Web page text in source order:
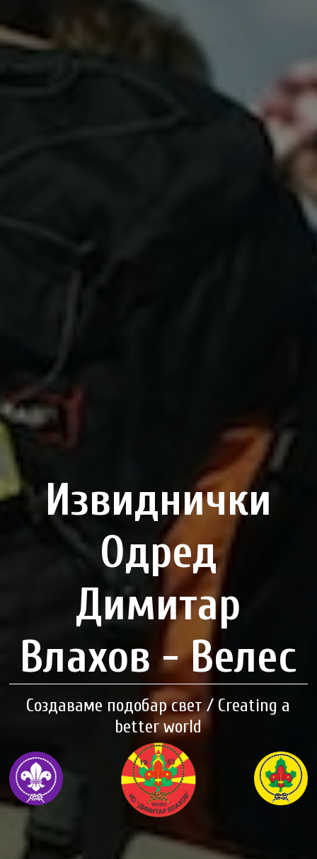
Извиднички
Одред
Димитар
Влахов - Велес
Создаваме подобар свет / Creating a
better world